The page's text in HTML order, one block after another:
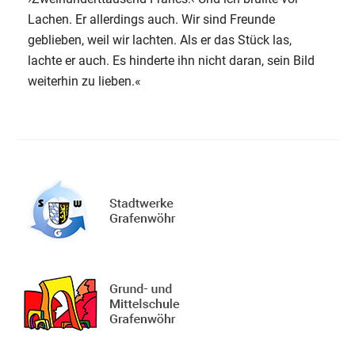
Lachen. Er allerdings auch. Wir sind Freunde
geblieben, weil wir lachten. Als er das Stück las,
lachte er auch. Es hinderte ihn nicht daran, sein Bild
weiterhin zu lieben.«